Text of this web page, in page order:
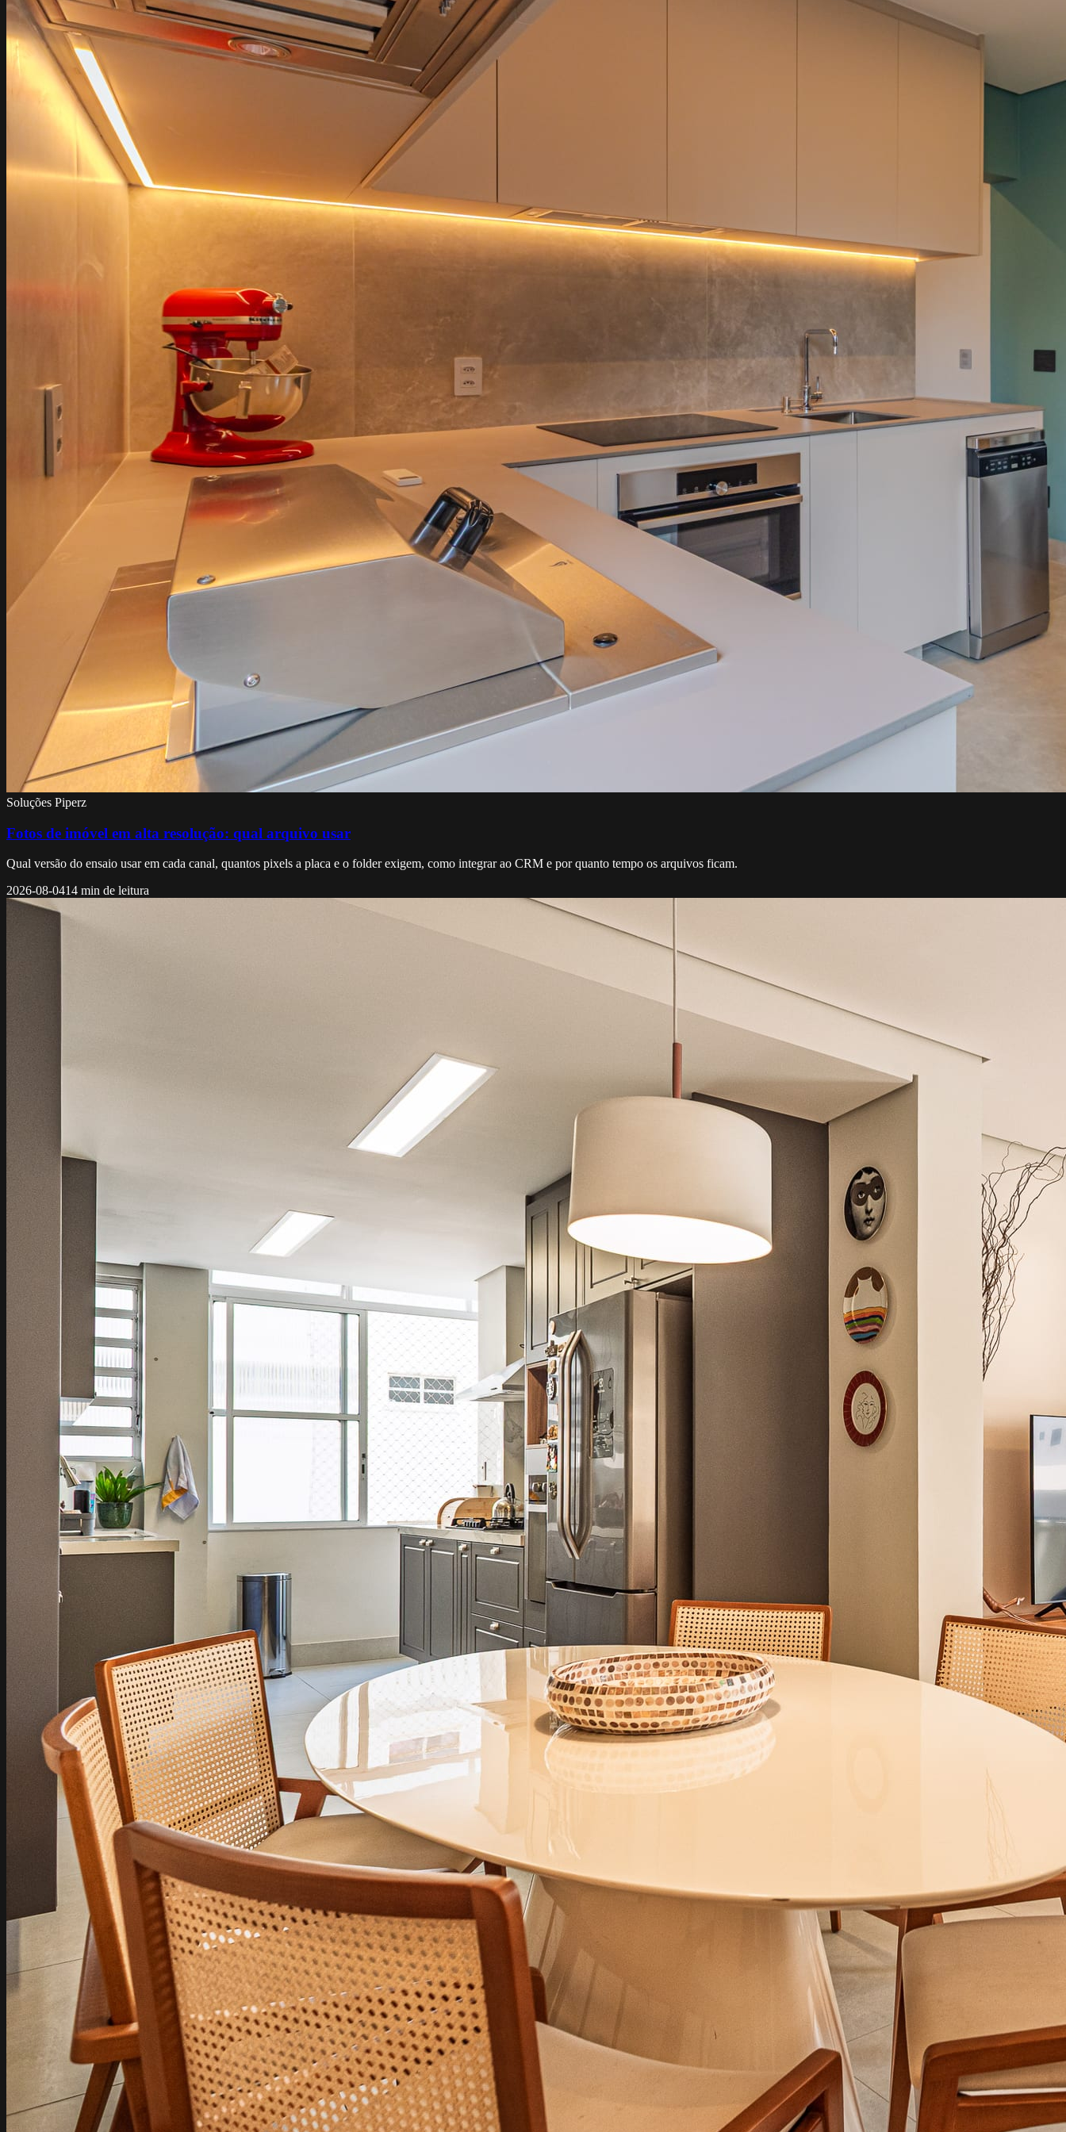
Soluções Piperz
Fotos de imóvel em alta resolução: qual arquivo usar
Qual versão do ensaio usar em cada canal, quantos pixels a placa e o folder exigem, como integrar ao CRM e por quanto tempo os arquivos ficam.
2026-08-0414 min de leitura